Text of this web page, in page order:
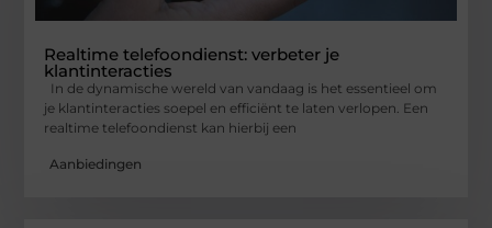
Realtime telefoondienst: verbeter je
klantinteracties
In de dynamische wereld van vandaag is het essentieel om
je klantinteracties soepel en efficiënt te laten verlopen. Een
realtime telefoondienst kan hierbij een
Aanbiedingen